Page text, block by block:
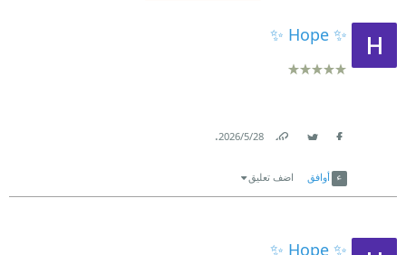
✨ Hope ✨
28‏/5‏/2026
.
أوافق اضف تعليق
✨ Hope ✨